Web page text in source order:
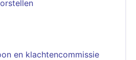
en klachtencommissie